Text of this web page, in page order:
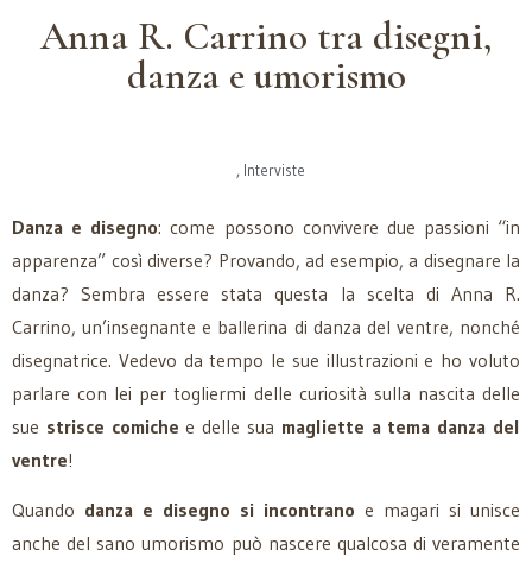
Anna R. Carrino tra disegni,
danza e umorismo
, Interviste
Danza e disegno: come possono convivere due passioni “in
apparenza” così diverse? Provando, ad esempio, a disegnare la
danza? Sembra essere stata questa la scelta di Anna R.
Carrino, un’insegnante e ballerina di danza del ventre, nonché
disegnatrice. Vedevo da tempo le sue illustrazioni e ho voluto
parlare con lei per togliermi delle curiosità sulla nascita delle
sue strisce comiche e delle sua magliette a tema danza del
ventre!
Quando danza e disegno si incontrano e magari si unisce
anche del sano umorismo può nascere qualcosa di veramente